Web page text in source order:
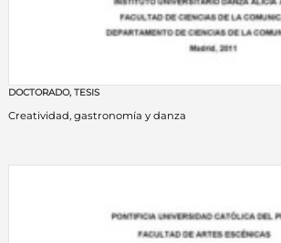
DOCTORADO, TESIS
Creatividad, gastronomía y danza